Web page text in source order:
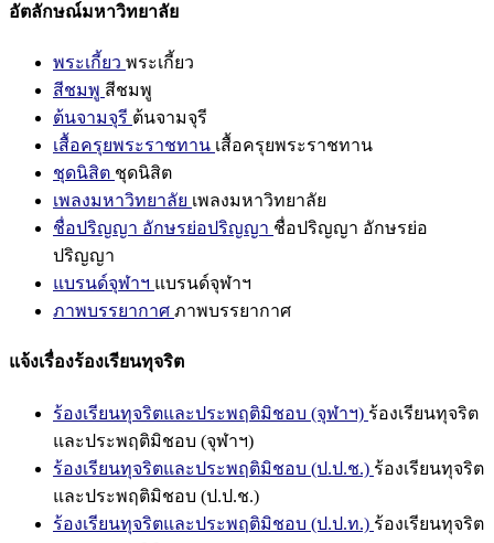
อัตลักษณ์มหาวิทยาลัย
พระเกี้ยว พระเกี้ยว
สีชมพู สีชมพู
ต้นจามจุรี ต้นจามจุรี
เสื้อครุยพระราชทาน เสื้อครุยพระราชทาน
ชุดนิสิต ชุดนิสิต
เพลงมหาวิทยาลัย เพลงมหาวิทยาลัย
ชื่อปริญญา อักษรย่อปริญญา ชื่อปริญญา อักษรย่อ
ปริญญา
แบรนด์จุฬาฯ แบรนด์จุฬาฯ
ภาพบรรยากาศ ภาพบรรยากาศ
แจ้งเรื่องร้องเรียนทุจริต
ร้องเรียนทุจริตและประพฤติมิชอบ (จุฬาฯ) ร้องเรียนทุจริต
และประพฤติมิชอบ (จุฬาฯ)
ร้องเรียนทุจริตและประพฤติมิชอบ (ป.ป.ช.) ร้องเรียนทุจริต
และประพฤติมิชอบ (ป.ป.ช.)
ร้องเรียนทุจริตและประพฤติมิชอบ (ป.ป.ท.) ร้องเรียนทุจริต